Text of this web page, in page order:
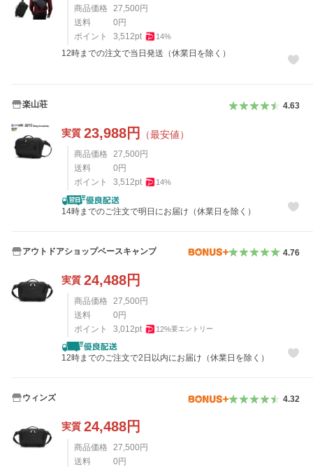
商品価格 27,500 円
送料
0 円
ポイント
3,512pt 14%
12時までの注文で当日発送（休業日を除く）
楽山荘 4.63
実質 23,988円 （最安値）
商品価格 27,500 円
送料
0 円
ポイント
3,512pt 14%
14時までのご注文で明日にお届け（休業日を除く）
アウトドアショップベースキャンプ 4.76
実質 24,488円
商品価格 27,500円
送料
0円
ポイント
3,012pt 12%要エントリー
12時までのご注文で2日以内にお届け（休業日を除く）
ウィンズ 4.32
実質 24,488円
商品価格 27,500 円
送料
0 円